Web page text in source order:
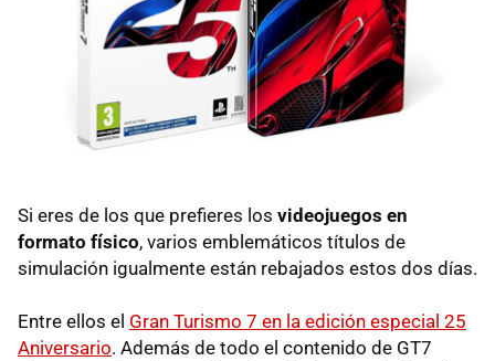
Si eres de los que prefieres los videojuegos en
formato físico, varios emblemáticos títulos de
simulación igualmente están rebajados estos dos días.
Entre ellos el Gran Turismo 7 en la edición especial 25
Aniversario. Además de todo el contenido de GT7